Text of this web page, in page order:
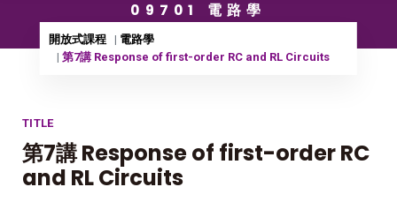
09701 電路學
開放式課程
電路學
第7講 Response of first-order RC and RL Circuits
TITLE
第7講 Response of first-order RC
and RL Circuits